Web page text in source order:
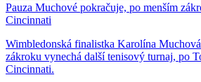
Pauza Muchové pokračuje, po menším
Cincinnati
Wimbledonská finalistka Karolína
zákroku vynechá další tenisový turnaj, po
Cincinnati.